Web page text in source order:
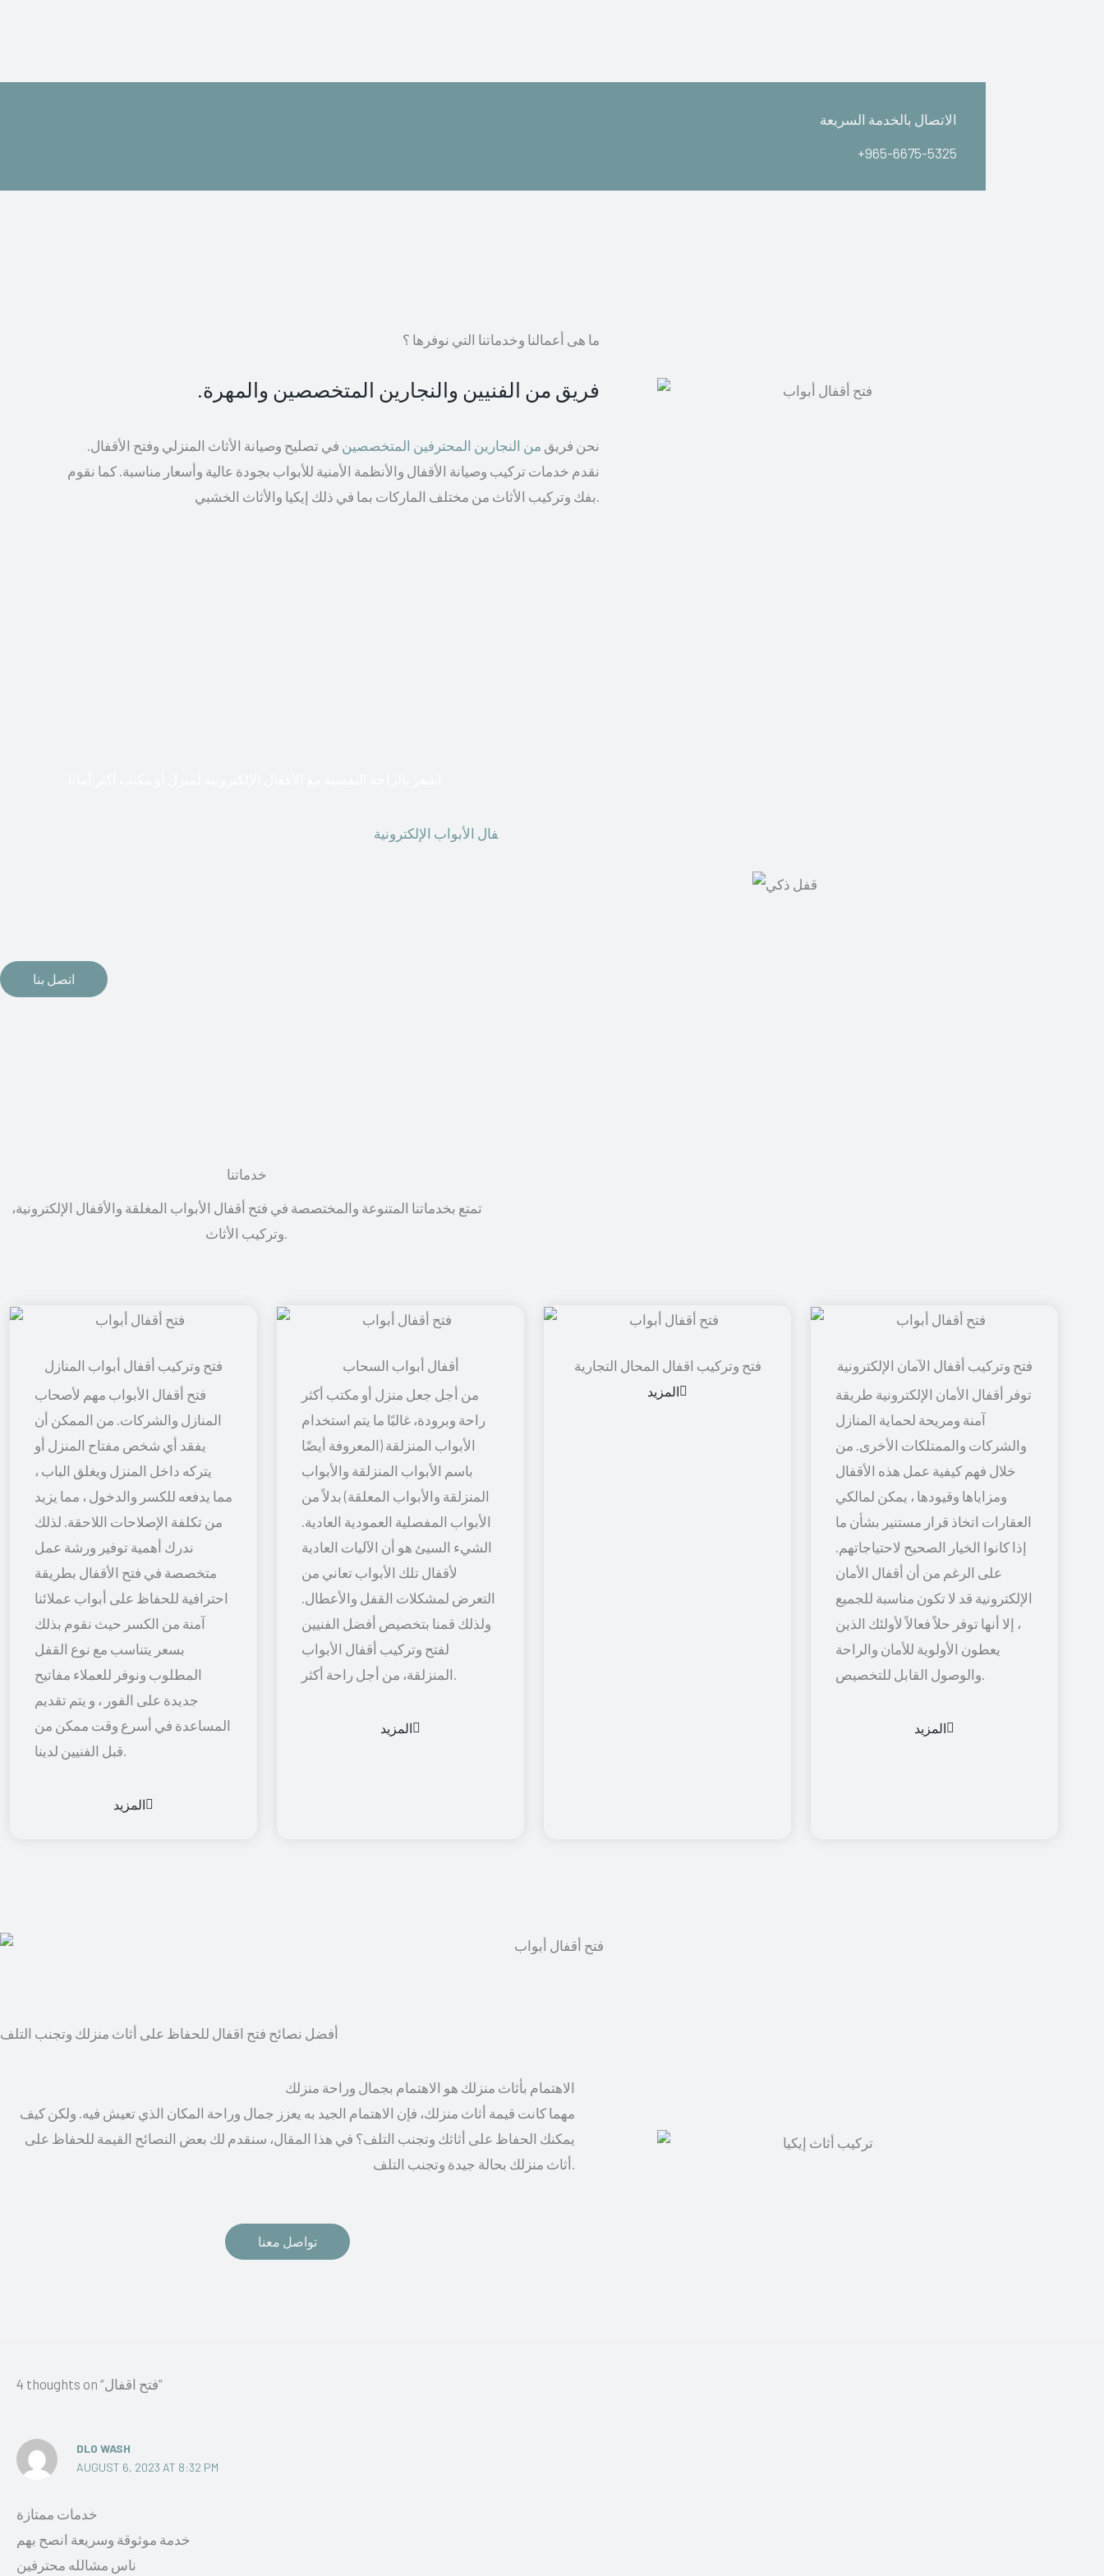
الاتصال بالخدمة السريعة
+965-6675-5325
ما هى أعمالنا وخدماتنا التي نوفرها ؟
فريق من الفنيين والنجارين المتخصصين والمهرة.
نحن فريق من النجارين المحترفين المتخصصين في تصليح وصيانة الأثاث المنزلي وفتح الأقفال.
نقدم خدمات تركيب وصيانة الأقفال والأنظمة الأمنية للأبواب بجودة عالية وأسعار مناسبة. كما نقوم
فال الأبواب الإلكترونية
اتصل بنا
خدماتنا
تمتع بخدماتنا المتنوعة والمختصصة في فتح أقفال الأبواب المغلقة والأقفال الإلكترونية،
وتركيب الأثاث.
فتح وتركيب أقفال أبواب المنازل
فتح أقفال الأبواب مهم لأصحاب
المنازل والشركات. من الممكن أن
يفقد أي شخص مفتاح المنزل أو
يتركه داخل المنزل ويغلق الباب ،
مما يدفعه للكسر والدخول ، مما يزيد
من تكلفة الإصلاحات اللاحقة. لذلك
ندرك أهمية توفير ورشة عمل
متخصصة في فتح الأقفال بطريقة
احترافية للحفاظ على أبواب عملائنا
آمنة من الكسر حيث نقوم بذلك
بسعر يتناسب مع نوع القفل
المطلوب ونوفر للعملاء مفاتيح
جديدة على الفور ، و يتم تقديم
المساعدة في أسرع وقت ممكن من
قبل الفنيين لدينا.
المزيد
أقفال أبواب السحاب
من أجل جعل منزل أو مكتب أكثر
راحة وبرودة، غالبًا ما يتم استخدام
الأبواب المنزلقة (المعروفة أيضًا
باسم الأبواب المنزلقة والأبواب
المنزلقة والأبواب المعلقة) بدلاً من
الأبواب المفصلية العمودية العادية.
الشيء السيئ هو أن الآليات العادية
لأقفال تلك الأبواب تعاني من
التعرض لمشكلات القفل والأعطال.
ولذلك قمنا بتخصيص أفضل الفنيين
لفتح وتركيب أقفال الأبواب
المنزلقة، من أجل راحة أكثر.
المزيد
فتح وتركيب اقفال المحال التجارية
المزيد
توفر أقفال الأمان الإلكترونية طريقة
آمنة ومريحة لحماية المنازل
والشركات والممتلكات الأخرى. من
خلال فهم كيفية عمل هذه الأقفال
ومزاياها وقيودها ، يمكن لمالكي
العقارات اتخاذ قرار مستنير بشأن ما
إذا كانوا الخيار الصحيح لاحتياجاتهم.
على الرغم من أن أقفال الأمان
الإلكترونية قد لا تكون مناسبة للجميع
، إلا أنها توفر حلاً فعالاً لأولئك الذين
يعطون الأولوية للأمان والراحة
والوصول القابل للتخصيص.
المزيد
أفضل نصائح فتح اقفال للحفاظ على أثاث منزلك وتجنب التلف
الاهتمام بأثاث منزلك هو الاهتمام بجمال وراحة منزلك
مهما كانت قيمة أثاث منزلك، فإن الاهتمام الجيد به يعزز جمال وراحة المكان الذي تعيش فيه. ولكن كيف
يمكنك الحفاظ على أثاثك وتجنب التلف؟ في هذا المقال، سنقدم لك بعض النصائح القيمة للحفاظ على
تواصل معنا
4 thoughts on “فتح اقفال”
DLO WASH
AUGUST 6, 2023 AT 8:32 PM
خدمات ممتازة
خدمة موثوقة وسريعة انصح بهم
ناس مشالله محترفين